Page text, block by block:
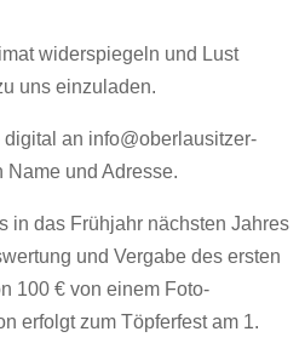
widerspiegeln und Lust
uns einzuladen.
an info@oberlausitzer-
Name und Adresse.
in das Frühjahr nächsten Jahres
und Vergabe des ersten
100 € von einem Foto-
erfolgt zum Töpferfest am 1.